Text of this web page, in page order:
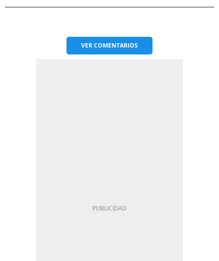
VERCOMENTARIOS